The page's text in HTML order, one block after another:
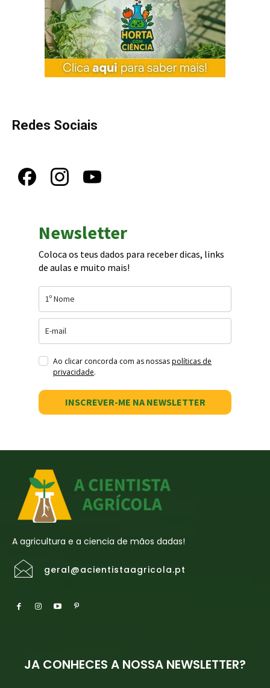
Redes Sociais
Newsletter
Coloca os teus dados para receber dicas, links
de aulas e muito mais!
Ao clicar concorda com as nossaspolíticas de
privacidade.
INSCREVER-ME NA NEWSLETTER
A agricultura e a ciencia de mãos dadas!
geral@acientistaagricola.pt
JA CONHECES A NOSSA NEWSLETTER?